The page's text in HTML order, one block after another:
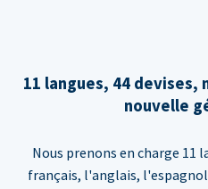
11 langues, 44
nouvelle
Nous prenons en charge 11
français, l'anglais,